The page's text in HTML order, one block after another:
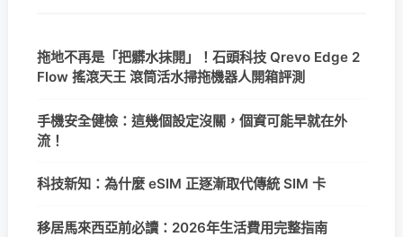
拖地不再是「把髒水抹開」！石頭科技 Qrevo Edge 2
Flow 搖滾天王 滾筒活水掃拖機器人開箱評測
手機安全健檢：這幾個設定沒關，個資可能早就在外
流！
科技新知：為什麼 eSIM 正逐漸取代傳統 SIM 卡
移居馬來西亞前必讀：2026年生活費用完整指南